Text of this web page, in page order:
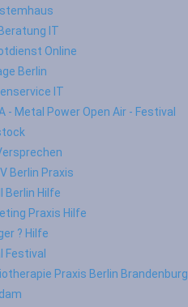
IT
Online
Berlin
IT
- Metal Power Open Air - Festival
Berlin Praxis
Berlin Hilfe
Praxis Hilfe
? Hilfe
Festival
Praxis Berlin Brandenburg